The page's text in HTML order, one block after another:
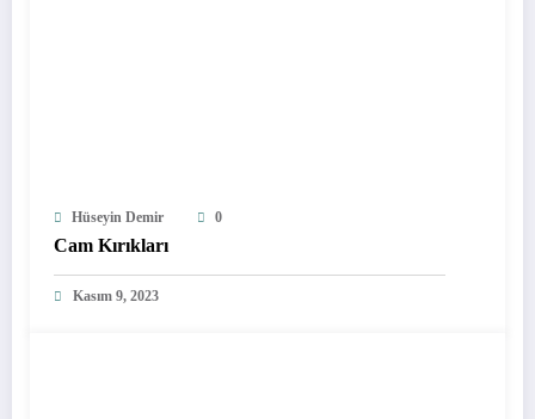
Hüseyin Demir 0
Cam Kırıkları
Kasım 9, 2023